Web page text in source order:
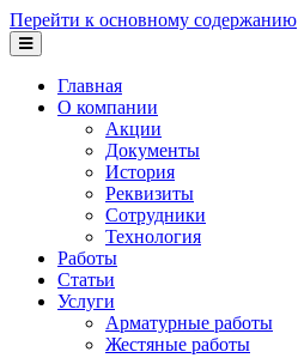
Перейти к основному содержанию
Главная
О компании
Акции
Документы
История
Реквизиты
Сотрудники
Технология
Работы
Статьи
Услуги
Арматурные работы
Жестяные работы